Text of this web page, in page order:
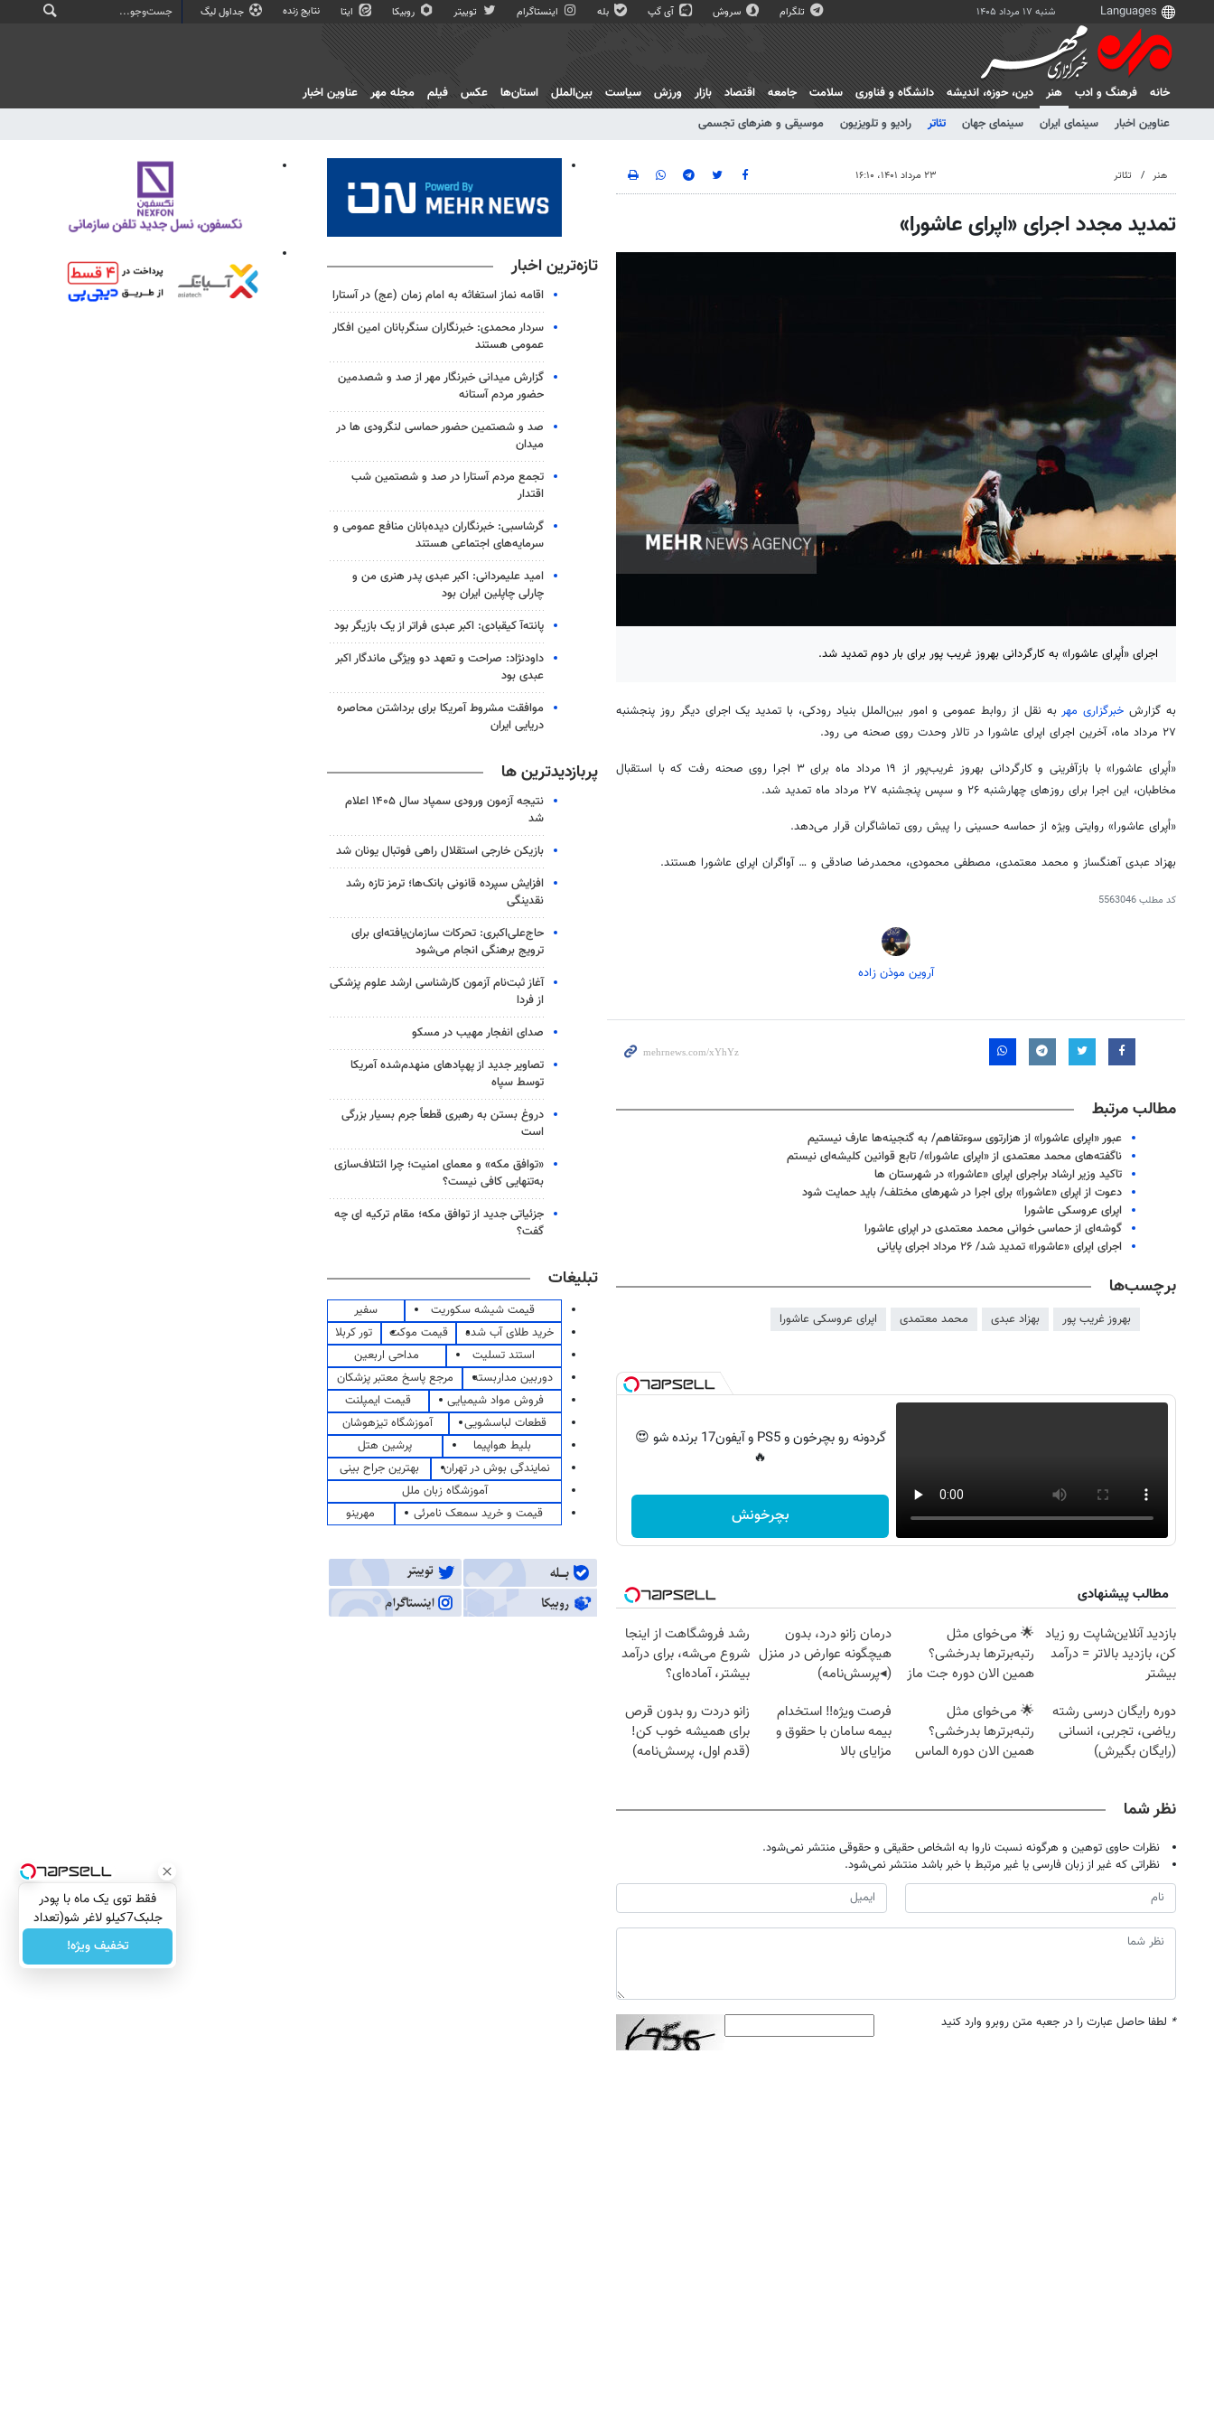
شنبه ۱۷ مرداد ۱۴۰۵ تلگرام سروش آی گپ بله اینستاگرام توییتر روبیکا ایتا نتایج زنده جداول لیگ
خانه فرهنگ و ادب
هنر
عناوین اخبار
سینمای ایران سینمای جهان تئاتر رادیو و تلویزیون موسیقی و هنرهای تجسمی
دين، حوزه، انديشه دانشگاه و فناوری سلامت جامعه اقتصاد بازار ورزش سیاست بین‌الملل استان‌ها عکس فیلم مجله مهر عناوین اخبار
هنر تئاتر ۲۳ مرداد ۱۴۰۱، ۱۶:۱۰
تمدید مجدد اجرای «اپرای عاشورا»
اجرای «اُپرای عاشورا» به کارگردانی بهروز غریب پور برای بار دوم تمدید شد.
به گزارش خبرگزاری مهر به نقل از روابط عمومی و امور بین‌الملل بنیاد رودکی، با تمدید یک اجرای دیگر روز پنجشنبه
۲۷ مرداد ماه، آخرین اجرای اپرای عاشورا در تالار وحدت روی صحنه می رود.
«اُپرای عاشورا» با بازآفرینی و کارگردانی بهروز غریب‌پور از ۱۹ مرداد ماه برای ۳ اجرا روی صحنه رفت که با استقبال
مخاطبان، این اجرا برای روزهای چهارشنبه ۲۶ و سپس پنجشنبه ۲۷ مرداد ماه تمدید شد.
«اُپرای عاشورا» روایتی ویژه از حماسه حسینی را پیش روی تماشاگران قرار می‌دهد.
بهزاد ‌عبدی آهنگساز و محمد معتمدی، مصطفی محمودی، محمدرضا صادقی و … آواگران اپرای عاشورا هستند.
کد مطلب5563046
آروین موذن زاده
مطالب مرتبط
عبور «اپرای عاشورا» از هزارتوی سوءتفاهم/ به گنجینه‌ها عارف نیستیم
ناگفته‌های محمد معتمدی از «اپرای عاشورا»/ تابع قوانین کلیشه‌ای نیستم
تاکید وزیر ارشاد براجرای اپرای «عاشورا» در شهرستان ها
دعوت از اپرای «عاشورا» برای اجرا در شهرهای مختلف/ باید حمایت شود
اپرای عروسکی عاشورا
گوشه‌ای از حماسی خوانی محمد معتمدی در اپرای عاشورا
اجرای اپرای «عاشورا» تمدید شد/ ۲۶ مرداد اجرای پایانی
برچسب‌ها
بهروز غریب پور بهزاد عبدی محمد معتمدی اپرای عروسکی عاشورا
گردونه رو بچرخون و PS5 و آیفون17 برنده شو 😍
🔥
بچرخونش
مطالب پیشنهادی
بازدید آنلاین‌شاپت رو زیاد
کن، بازدید بالاتر = درآمد
بیشتر
🌟 می‌خوای مثل
رتبه‌برترها بدرخشی؟
همین الان دوره جت ماز
درمان زانو درد، بدون
هیچگونه عوارض در منزل
(◂پرسش‌نامه)
رشد فروشگاهت از اینجا
شروع می‌شه، برای درآمد
بیشتر، آماده‌ای؟
دوره رایگان درسی رشته
ریاضی، تجربی، انسانی
(رایگان بگیرش)
🌟 می‌خوای مثل
رتبه‌برترها بدرخشی؟
همین الان دوره الماس
فرصت ویژه‼️ استخدام
بیمه سامان با حقوق و
مزایای بالا
زانو دردت رو بدون قرص
برای همیشه خوب کن!
(قدم اول، پرسش‌نامه)
نظر شما
نظرات حاوی توهین و هرگونه نسبت ناروا به اشخاص حقیقی و حقوقی منتشر نمی‌شود.
نظراتی که غیر از زبان فارسی یا غیر مرتبط با خبر باشد منتشر نمی‌شود.
* لطفا حاصل عبارت را در جعبه متن روبرو وارد کنید
تازه‌ترین اخبار
اقامه نماز استغاثه به امام زمان (عج) در آستارا
سردار محمدی: خبرنگاران سنگربانان امین افکار
عمومی هستند
گزارش میدانی خبرنگار مهر از صد و شصدمین
حضور مردم آستانه
صد و شصتمین حضور حماسی لنگرودی ها در
میدان
تجمع مردم آستارا در صد و شصتمین شب
اقتدار
گرشاسبی: خبرنگاران دیده‌بانان منافع عمومی و
سرمایه‌های اجتماعی هستند
امید علیمردانی: اکبر عبدی پدر هنری من و
چارلی چاپلین ایران بود
پانته‌آ کیقبادی: اکبر عبدی فراتر از یک بازیگر بود
داودنژاد: صراحت و تعهد دو ویژگی ماندگار اکبر
عبدی بود
موافقت مشروط آمریکا برای برداشتن محاصره
دریایی ایران
پربازدیدترین ها
نتیجه آزمون ورودی سمپاد سال ۱۴۰۵ اعلام
شد
بازیکن خارجی استقلال راهی فوتبال یونان شد
افزایش سپرده قانونی بانک‌ها؛ ترمز تازه رشد
نقدینگی
حاج‌علی‌اکبری: تحرکات سازمان‌یافته‌ای برای
ترویج برهنگی انجام می‌شود
آغاز ثبت‌نام‌ آزمون کارشناسی ارشد علوم پزشکی
از فردا
صدای انفجار مهیب در مسکو
تصاویر جدید از پهپادهای منهدم‌شده آمریکا
توسط سپاه
دروغ بستن به رهبری قطعاً جرم بسیار بزرگی
است
«توافق مکه» و معمای امنیت؛ چرا ائتلاف‌سازی
به‌تنهایی کافی نیست؟
جزئیاتی جدید از توافق مکه؛ مقام ترکیه ای چه
گفت؟
تبلیغات
قیمت شیشه سکوریت
سفیر
خرید طلای آب شده
قیمت موکت
تور کربلا
استند تسلیت
مداحی اربعین
دوربین مداربسته
مرجع پاسخ معتبر پزشکان
فروش مواد شیمیایی
قیمت ایمپلنت
قطعات لباسشویی
آموزشگاه تیزهوشان
بلیط هواپیما
پرشین هتل
نمایندگی بوش در تهران
بهترین جراح بینی
آموزشگاه زبان ملل
قیمت و خرید سمعک نامرئی
مهرینو
فقط توی یک ماه با پودر
جلبک7کیلو لاغر شو(تعداد
محدود)
تخفیف ویژه!